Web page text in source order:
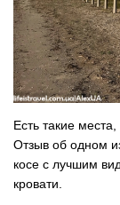
Есть такие
Отзыв об одном
косе с лучшим
кровати.